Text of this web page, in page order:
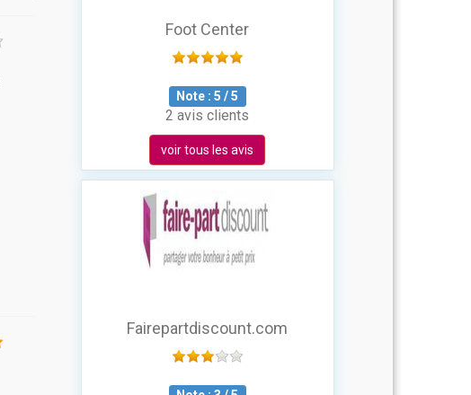
Foot Center
Note :5 /5
2 avis clients
voir tous les avis
Fairepartdiscount.com